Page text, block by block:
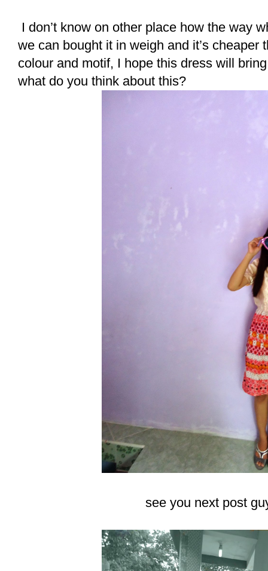
I don’t know on other place how the way
we can bought it in weigh and it’s cheaper
colour and motif, I hope this dress will
what do you think about this?
see you next post